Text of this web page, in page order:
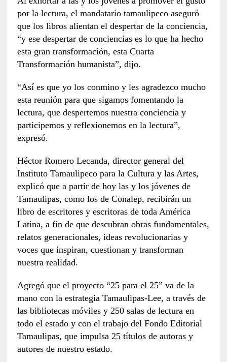
por la lectura, el mandatario tamaulipeco aseguró
que los libros alientan el despertar de la conciencia,
“y ese despertar de conciencias es lo que ha hecho
esta gran transformación, esta Cuarta
Transformación humanista”, dijo.
“Así es que yo los conmino y les agradezco mucho
esta reunión para que sigamos fomentando la
lectura, que despertemos nuestra conciencia y
participemos y reflexionemos en la lectura”,
expresó.
Héctor Romero Lecanda, director general del
Instituto Tamaulipeco para la Cultura y las Artes,
explicó que a partir de hoy las y los jóvenes de
Tamaulipas, como los de Conalep, recibirán un
libro de escritores y escritoras de toda América
Latina, a fin de que descubran obras fundamentales,
relatos generacionales, ideas revolucionarias y
voces que inspiran, cuestionan y transforman
nuestra realidad.
Agregó que el proyecto “25 para el 25” va de la
mano con la estrategia Tamaulipas-Lee, a través de
las bibliotecas móviles y 250 salas de lectura en
todo el estado y con el trabajo del Fondo Editorial
Tamaulipas, que impulsa 25 títulos de autoras y
autores de nuestro estado.